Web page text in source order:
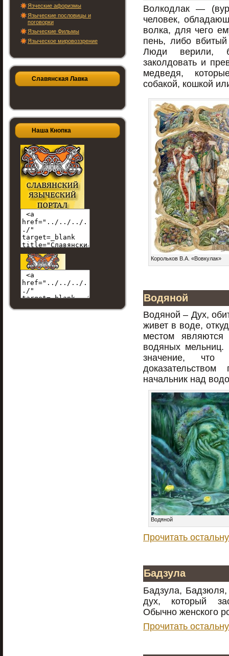
Язческие афоризмы
Языческие пословицы и
поговорки
Языческие Фильмы
Языческое мировоззрение
Славянская Лавка
Наша Кнопка
Волкодлак —
человек,
волка, для чего
пень, либо
Люди верили,
заколдовать и
медведя,
собакой, кошкой
Корольков В.А. «Вовкулак»
Водяной
Водяной – Дух,
живет в воде,
местом
водяных
значение,
начальник над
Водяной
Прочитать
Бадзула
Бадзула,
дух, который
Обычно женского
Прочитать